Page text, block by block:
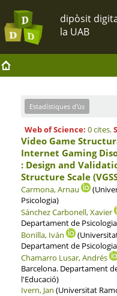
Estadístiques d'ús
Web of Science: 0 cites,
Video Game
Internet Gaming
: Design and
Structure Scale
Carmona, Arnau
Psicologia)
Sánchez Carbonell, Xavier
Departament de
Bonilla, Iván
Departament de
Chamarro Lusar, Andrés
Barcelona. Departament
l'Educació)
Ivern, Jan (Universitat